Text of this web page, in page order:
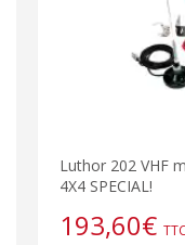
Luthor 202 VHF
4X4 SPECIAL!
193,60€ TTC